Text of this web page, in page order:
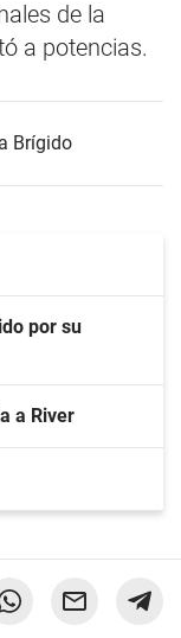
de la
a potencias.
Brígido
por su
a River